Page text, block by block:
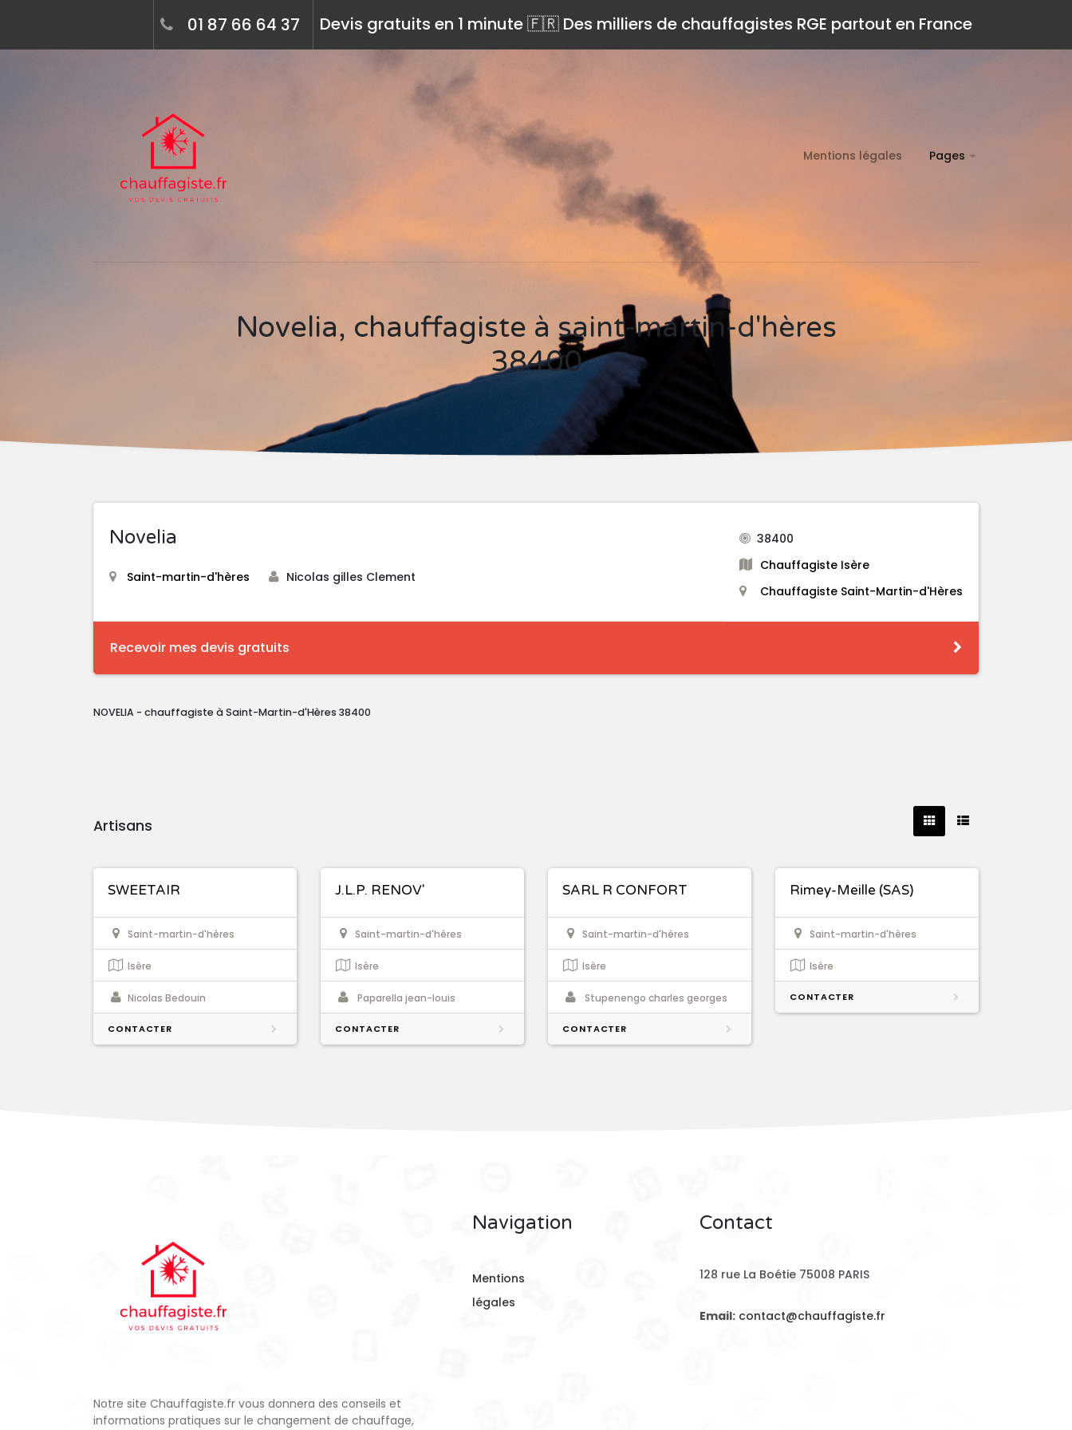
Devis gratuits en 1 minute 🇫🇷 Des milliers de chauffagistes RGE partout en France
01 87 66 64 37
Mentions légales Pages
Novelia, chauffagiste à saint-martin-d'hères
38400
Novelia
Saint-martin-d'hères Nicolas gilles Clement
38400
Chauffagiste Isère
Chauffagiste Saint-Martin-d'Hères
Recevoir mes devis gratuits
NOVELIA - chauffagiste à Saint-Martin-d'Hères 38400
Artisans
SWEETAIR
Saint-martin-d'hères
Isère
Nicolas Bedouin
CONTACTER
J.L.P. RENOV'
Saint-martin-d'hères
Isère
Paparella jean-louis
CONTACTER
SARL R CONFORT
Saint-martin-d'hères
Isère
Stupenengo charles georges
CONTACTER
Rimey-Meille (SAS)
Saint-martin-d'hères
Isère
CONTACTER
Notre site Chauffagiste.fr vous donnera des conseils et
informations pratiques sur le changement de chauffage,
Navigation
Mentions
légales
Contact
128 rue La Boétie 75008 PARIS
Email: contact@chauffagiste.fr